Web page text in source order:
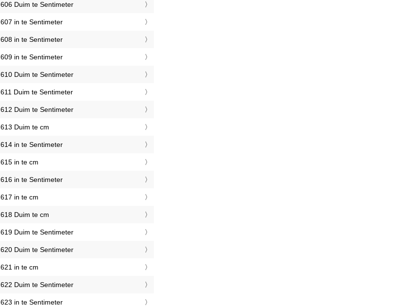
606 Duim te Sentimeter
607 in te Sentimeter
608 in te Sentimeter
609 in te Sentimeter
610 Duim te Sentimeter
611 Duim te Sentimeter
612 Duim te Sentimeter
613 Duim te cm
614 in te Sentimeter
615 in te cm
616 in te Sentimeter
617 in te cm
618 Duim te cm
619 Duim te Sentimeter
620 Duim te Sentimeter
621 in te cm
622 Duim te Sentimeter
623 in te Sentimeter